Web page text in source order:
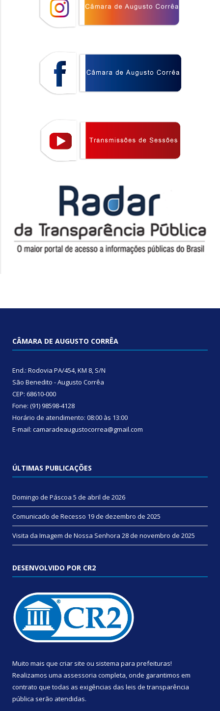
CÂMARA DE AUGUSTO CORRÊA
End.: Rodovia PA/454, KM 8, S/N
São Benedito - Augusto Corrêa
CEP: 68610-000
Fone: (91) 98598-4128
Horário de atendimento: 08:00 às 13:00
E-mail: camaradeaugustocorrea@gmail.com
ÚLTIMAS PUBLICAÇÕES
Domingo de Páscoa 5 de abril de 2026
Comunicado de Recesso 19 de dezembro de 2025
Visita da Imagem de Nossa Senhora 28 de novembro de 2025
DESENVOLVIDO POR CR2
Muito mais que criar site ou sistema para prefeituras!
Realizamos uma assessoria completa, onde garantimos em
contrato que todas as exigências das leis de transparência
pública serão atendidas.